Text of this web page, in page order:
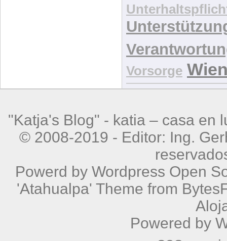
Vorsorge
"Katja's Blog" - katia – casa en
© 2008-2019 - Editor: Ing.
Powerd by Wordpress Open
'Atahualpa' Theme from
Powered by